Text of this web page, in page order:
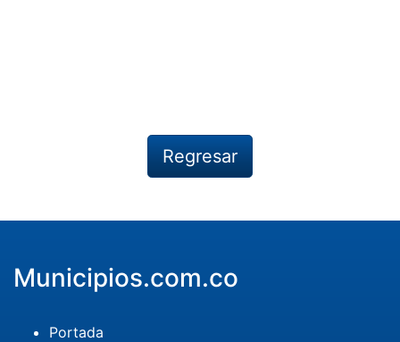
Regresar
Municipios.com.co
Portada